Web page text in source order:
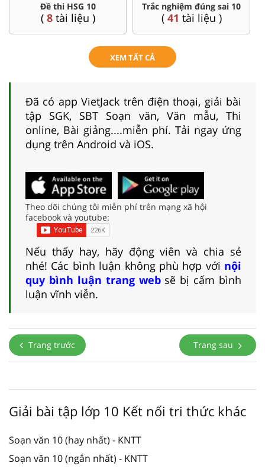
Đề thi HSG 10
( 8tài liệu )
Trắc nghiệm đúng sai 10
( 41 tài liệu )
XEM TẤT CẢ
Đã có app VietJack trên điện thoại, giải bài
tập SGK, SBT Soạn văn, Văn mẫu, Thi
online, Bài giảng....miễn phí. Tải ngay ứng
dụng trên Android và iOS.
Theo dõi chúng tôi miễn phí trên mạng xã hội
facebook và youtube:
Nếu thấy hay, hãy động viên và chia sẻ
nhé! Các bình luận không phù hợp với nội
quy bình luận trang websẽ bị cấm bình
luận vĩnh viễn.
Trang trước Trang sau
Giải bài tập lớp 10 Kết nối tri thức khác
Soạn văn 10 (hay nhất) - KNTT
Soạn văn 10 (ngắn nhất) - KNTT